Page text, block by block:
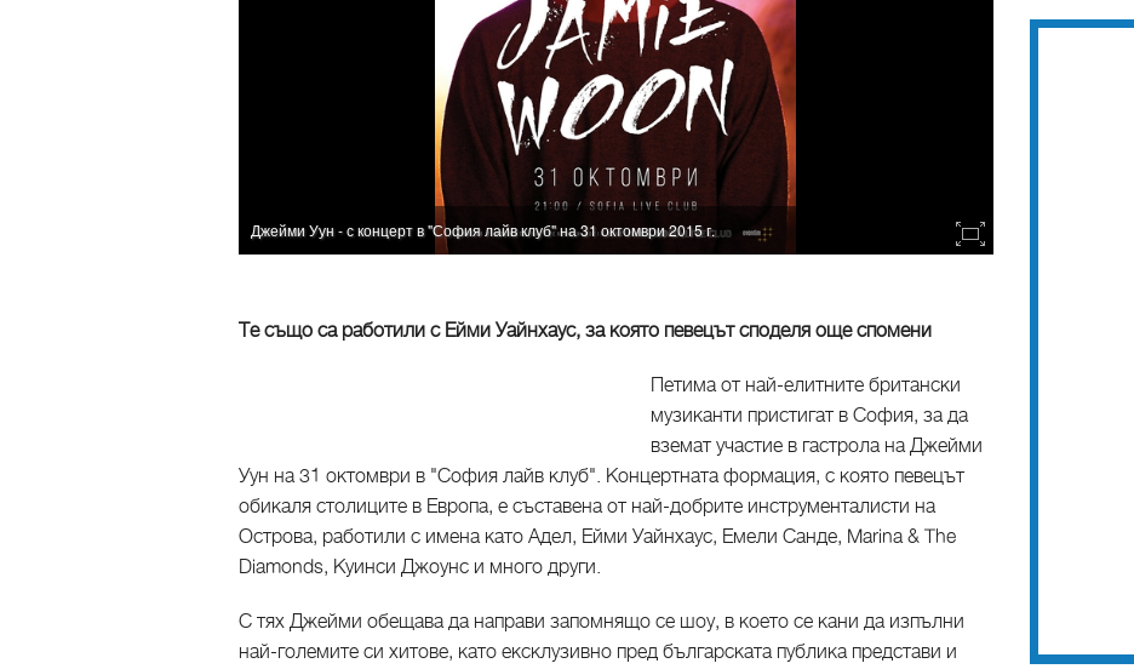
Джейми Уун - с концерт в "София лайв клуб" на 31 октомври 2015 г.
Те също са работили с Ейми Уайнхаус, за която певецът споделя още спомени
Петима от най-елитните британски
музиканти пристигат в София, за да
вземат участие в гастрола на Джейми
Уун на 31 октомври в "София лайв клуб". Концертната формация, с която певецът
обикаля столиците в Европа, е съставена от най-добрите инструменталисти на
Острова, работили с имена като Адел, Ейми Уайнхаус, Емели Санде, Marina & The
Diamonds, Куинси Джоунс и много други.
С тях Джейми обещава да направи запомнящо се шоу, в което се кани да изпълни
най-големите си хитове, като ексклузивно пред българската публика представи и